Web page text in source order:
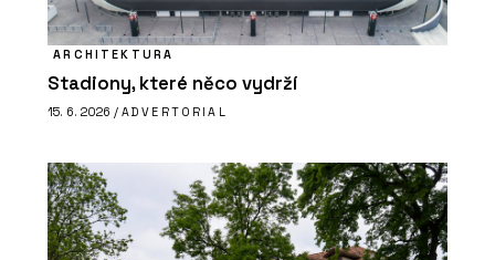
ARCHITEKTURA
Stadiony, které něco vydrží
15. 6. 2026 / ADVERTORIAL